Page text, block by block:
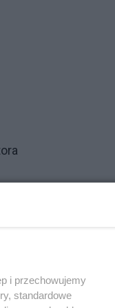
i przechowujemy
standardowe